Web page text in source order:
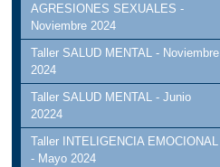
AGRESIONES SEXUALES -
Noviembre 2024
Taller SALUD MENTAL - Noviembre
2024
Taller SALUD MENTAL - Junio
20224
Taller INTELIGENCIA EMOCIONAL
- Mayo 2024